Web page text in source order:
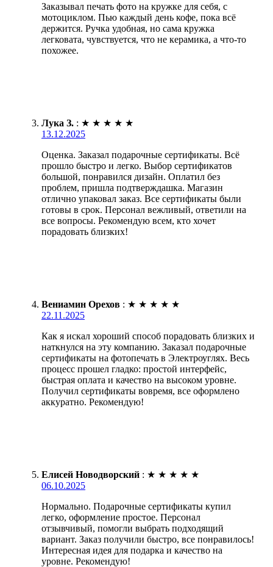
Заказывал печать фото на кружке для себя, с
мотоциклом. Пью каждый день кофе, пока всё
держится. Ручка удобная, но сама кружка
легковата, чувствуется, что не керамика, а что-то
похожее.
Лука З. : ★ ★ ★ ★ ★
13.12.2025
Оценка. Заказал подарочные сертификаты. Всё
прошло быстро и легко. Выбор сертификатов
большой, понравился дизайн. Оплатил без
проблем, пришла подтверждашка. Магазин
отлично упаковал заказ. Все сертификаты были
готовы в срок. Персонал вежливый, ответили на
все вопросы. Рекомендую всем, кто хочет
порадовать близких!
Вениамин Орехов : ★ ★ ★ ★ ★
22.11.2025
Как я искал хороший способ порадовать близких и
наткнулся на эту компанию. Заказал подарочные
сертификаты на фотопечать в Электроуглях. Весь
процесс прошел гладко: простой интерфейс,
быстрая оплата и качество на высоком уровне.
Получил сертификаты вовремя, все оформлено
аккуратно. Рекомендую!
Елисей Новодворский : ★ ★ ★ ★ ★
06.10.2025
Нормально. Подарочные сертификаты купил
легко, оформление простое. Персонал
отзывчивый, помогли выбрать подходящий
вариант. Заказ получили быстро, все понравилось!
Интересная идея для подарка и качество на
уровне. Рекомендую!